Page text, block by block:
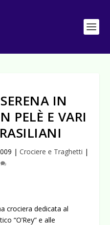
IN
PELÈ E VARI
| Crociere e Traghetti |
crociera dedicata al
“O’Rey” e alle